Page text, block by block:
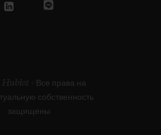
Hublot - Все права на
собственность
защищены